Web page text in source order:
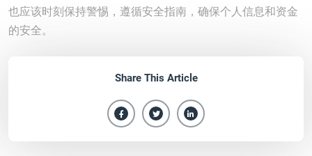
也应该时刻保持警惕，遵循安全指南，确保个人信息和资金
的安全。
Share This Article